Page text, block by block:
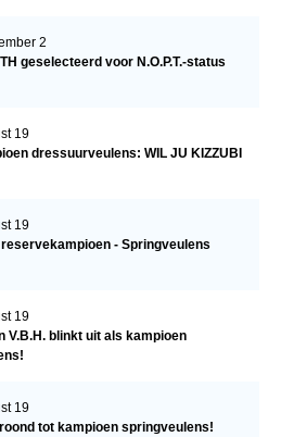
2
geselecteerd voor N.O.P.T.-status
19
dressuurveulens: WIL JU KIZZUBI
19
- Springveulens
19
V.B.H. blinkt uit als kampioen
19
tot kampioen springveulens!